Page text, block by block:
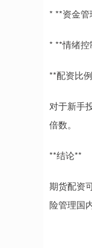
* **资金管
* **情绪控
**配资比
对于新手
倍数。
**结论**
期货配资
险管理国